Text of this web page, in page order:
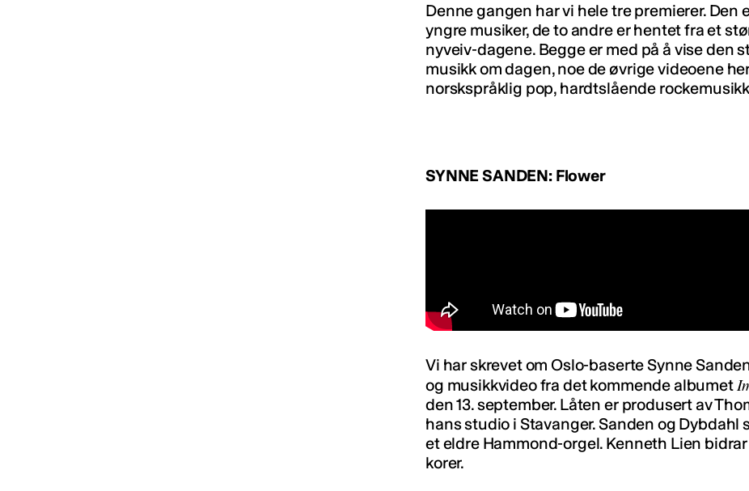
Denne gangen har vi hele tre premierer. Den
yngre musiker, de to andre er hentet fra et
nyveiv-dagene. Begge er med på å vise den
musikk om dagen, noe de øvrige videoene
norskspråklig pop, hardtslående
SYNNE SANDEN: Flower
Vi har skrevet om Oslo-baserte Synne
og musikkvideo fra det kommende albumet
den 13. september. Låten er produsert av
hans studio i Stavanger. Sanden og Dybdahl
et eldre Hammond-orgel. Kenneth Lien
korer.